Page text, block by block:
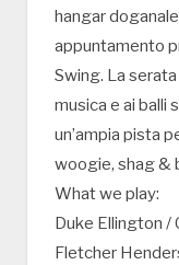
hangar
appuntamento
Swing. La
musica e ai balli
un’ampia pista
woogie, shag &
What we play:
Duke Ellington /
Fletcher